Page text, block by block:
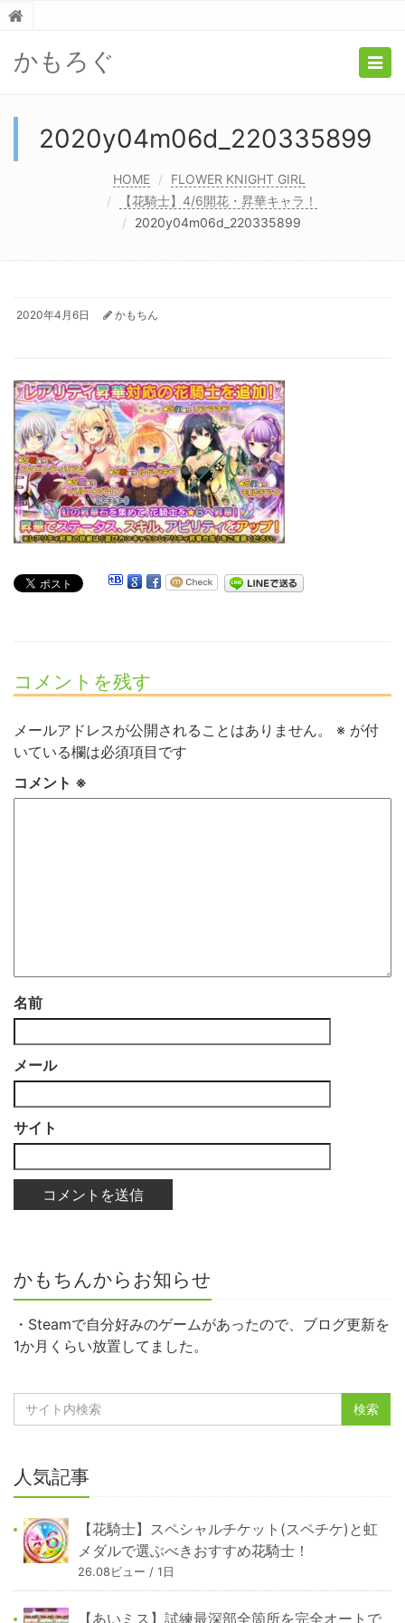
かもろぐ
2020y04m06d_220335899
HOME
FLOWER KNIGHT GIRL
【花騎士】4/6開花・昇華キャラ！
2020y04m06d_220335899
2020年4月6日 かもちん
コメントを残す
メールアドレスが公開されることはありません。 ※ が付
いている欄は必須項目です
コメント ※
名前
メール
サイト
かもちんからお知らせ
・Steamで自分好みのゲームがあったので、ブログ更新を
1か月くらい放置してました。
人気記事
【花騎士】スペシャルチケット(スペチケ)と虹
メダルで選ぶべきおすすめ花騎士！
26.08ビュー / 1日
【あいミス】試練最深部全箇所を完全オートで